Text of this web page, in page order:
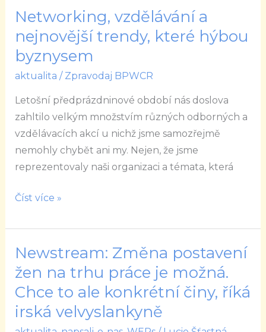
Networking, vzdělávání a
nejnovější trendy, které hýbou
byznysem
aktualita / Zpravodaj BPWCR
Letošní předprázdninové období nás doslova
zahltilo velkým množstvím různých odborných a
vzdělávacích akcí u nichž jsme samozřejmě
nemohly chybět ani my. Nejen, že jsme
reprezentovaly naši organizaci a témata, která
Číst více »
Newstream: Změna postavení
žen na trhu práce je možná.
Chce to ale konkrétní činy, říká
irská velvyslankyně
Newstream:
Změna
postavení
žen
na